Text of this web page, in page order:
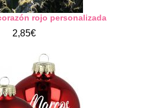
rojo personalizada
2,85€